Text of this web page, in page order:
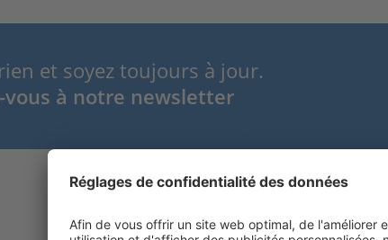
et soyez toujours à jour.
vous à notre newsletter